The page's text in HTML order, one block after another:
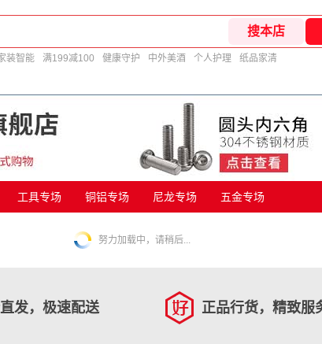
装智能 满199减100 健康守护 中外美酒 个人护理 纸品家清
工具专场 铜铝专场 尼龙专场 五金专场
努力加载中，请稍后...
发，极速配送 正品行货，精致服